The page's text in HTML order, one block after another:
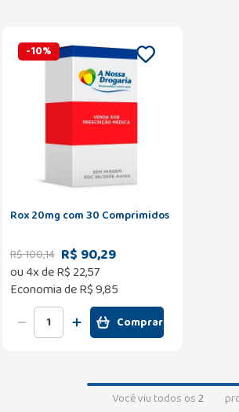
-10%
Rox 20mg com 30 Comprimidos
R$100,14 R$ 90,29
ou4x deR$ 22,57
Economia deR$ 9,85
Comprar
Você viu todos os2